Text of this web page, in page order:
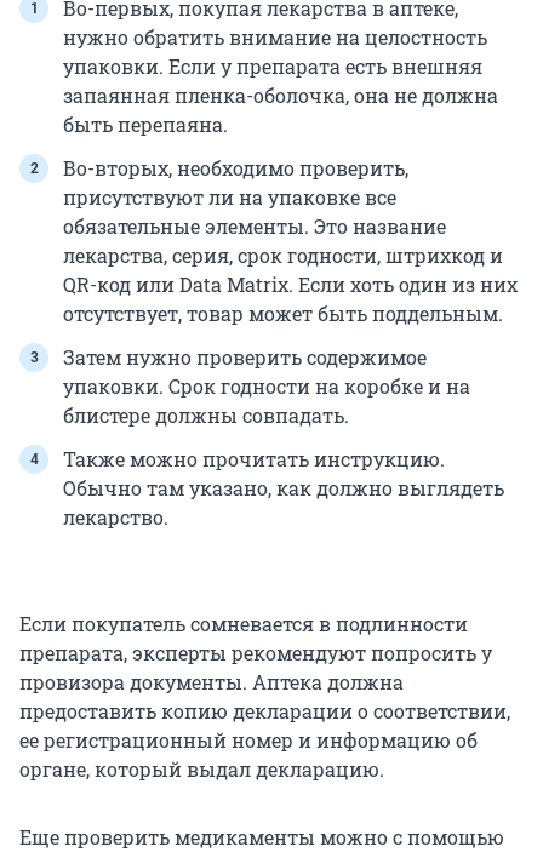
Во-первых, покупая лекарства в аптеке,
нужно обратить внимание на целостность
упаковки. Если у препарата есть внешняя
запаянная пленка-оболочка, она не должна
быть перепаяна.
Во-вторых, необходимо проверить,
присутствуют ли на упаковке все
обязательные элементы. Это название
лекарства, серия, срок годности, штрихкод и
QR-код или Data Matrix. Если хоть один из них
отсутствует, товар может быть поддельным.
Затем нужно проверить содержимое
упаковки. Срок годности на коробке и на
блистере должны совпадать.
Также можно прочитать инструкцию.
Обычно там указано, как должно выглядеть
лекарство.
Если покупатель сомневается в подлинности
препарата, эксперты рекомендуют попросить у
провизора документы. Аптека должна
предоставить копию декларации о соответствии,
ее регистрационный номер и информацию об
органе, который выдал декларацию.
Еще проверить медикаменты можно с помощью